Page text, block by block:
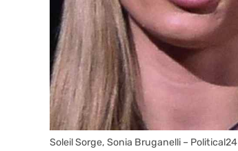
Soleil Sorge, Sonia Bruganelli – Political24